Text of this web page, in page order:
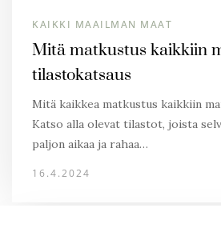
KAIKKI MAAILMAN MAAT
Mitä matkustus kaikkiin
tilastokatsaus
Mitä kaikkea matkustus kaikkiin
Katso alla olevat tilastot, joista
paljon aikaa ja rahaa…
16.4.2024